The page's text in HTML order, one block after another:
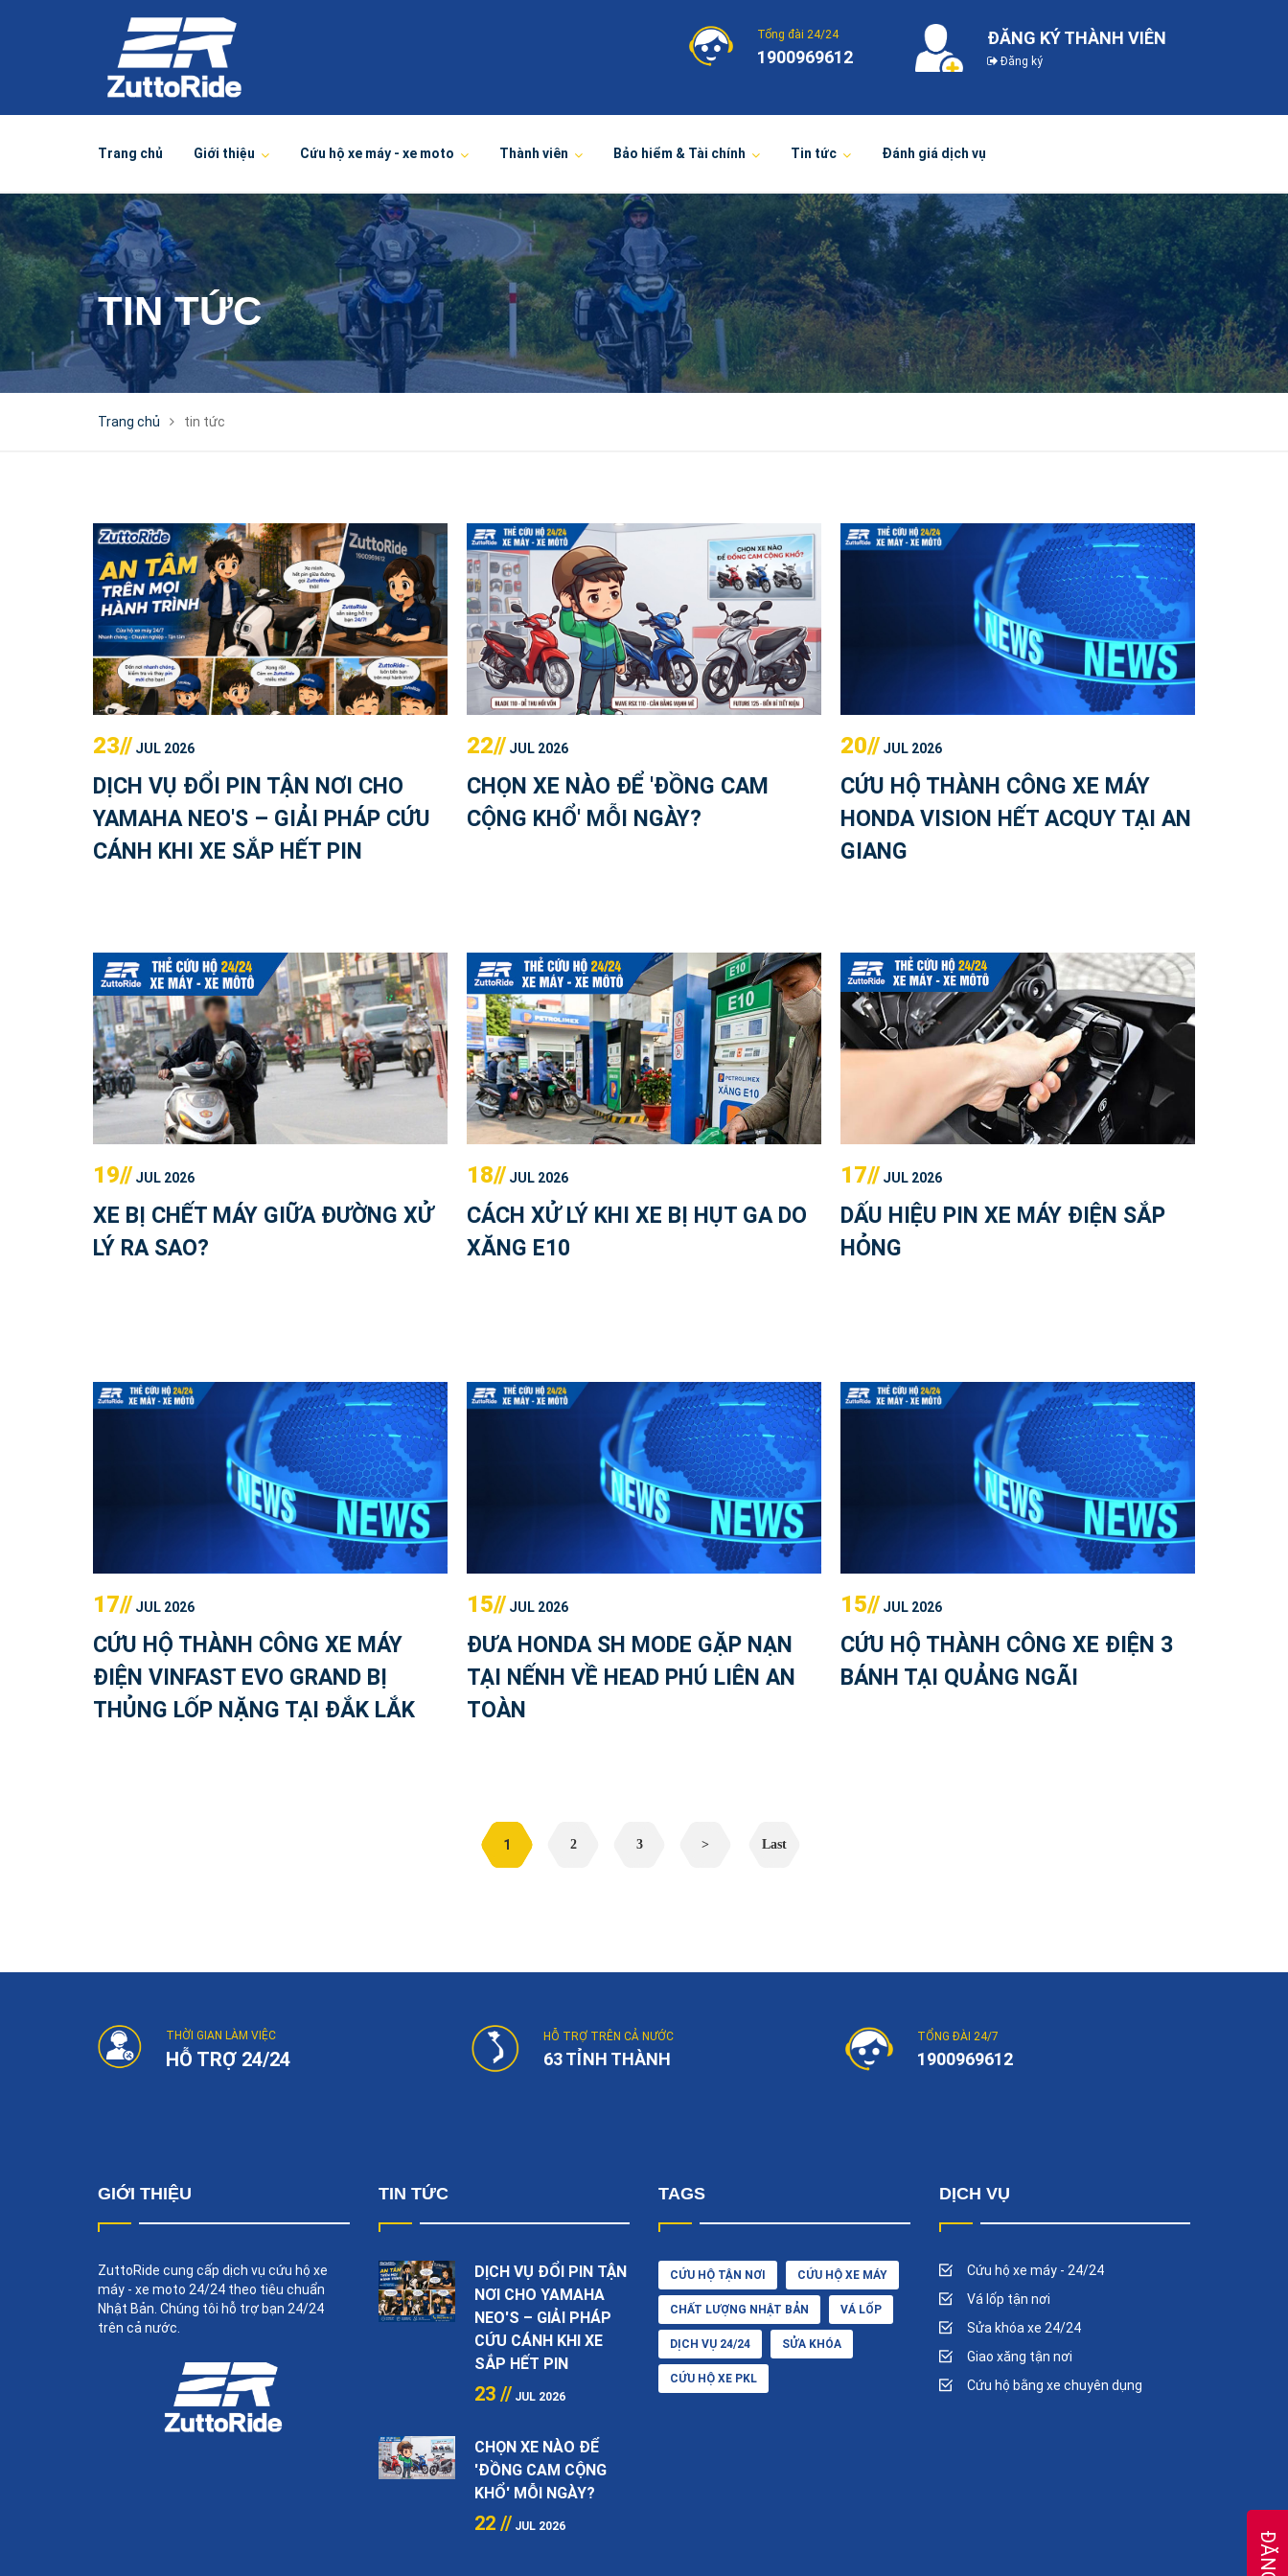
Tổng đài 24/24
1900969612
ĐĂNG KÝ THÀNH VIÊN
Đăng ký
Trang chủ Giới thiệu Cứu hộ xe máy - xe moto Thành viên Bảo hiểm & Tài chính Tin tức Đánh giá dịch vụ
TIN TỨC
Trang chủ tin tức
23// JUL 2026
DỊCH VỤ ĐỔI PIN TẬN NƠI CHO
YAMAHA NEO'S – GIẢI PHÁP CỨU
CÁNH KHI XE SẮP HẾT PIN
22// JUL 2026
CHỌN XE NÀO ĐỂ 'ĐỒNG CAM
CỘNG KHỔ' MỖI NGÀY?
20// JUL 2026
CỨU HỘ THÀNH CÔNG XE MÁY
HONDA VISION HẾT ACQUY TẠI AN
GIANG
19// JUL 2026
XE BỊ CHẾT MÁY GIỮA ĐƯỜNG XỬ
LÝ RA SAO?
18// JUL 2026
CÁCH XỬ LÝ KHI XE BỊ HỤT GA DO
XĂNG E10
17// JUL 2026
DẤU HIỆU PIN XE MÁY ĐIỆN SẮP
HỎNG
17// JUL 2026
CỨU HỘ THÀNH CÔNG XE MÁY
ĐIỆN VINFAST EVO GRAND BỊ
THỦNG LỐP NẶNG TẠI ĐẮK LẮK
15// JUL 2026
ĐƯA HONDA SH MODE GẶP NẠN
TẠI NẾNH VỀ HEAD PHÚ LIÊN AN
TOÀN
15// JUL 2026
CỨU HỘ THÀNH CÔNG XE ĐIỆN 3
BÁNH TẠI QUẢNG NGÃI
1 2 3 > Last
THỜI GIAN LÀM VIỆC
HỖ TRỢ 24/24
HỖ TRỢ TRÊN CẢ NƯỚC
63 TỈNH THÀNH
TỔNG ĐÀI 24/7
1900969612
GIỚI THIỆU
ZuttoRide cung cấp dịch vụ cứu hộ xe
máy - xe moto 24/24 theo tiêu chuẩn
Nhật Bản. Chúng tôi hỗ trợ bạn 24/24
trên cả nước.
TIN TỨC
DỊCH VỤ ĐỔI PIN TẬN
NƠI CHO YAMAHA
NEO'S – GIẢI PHÁP
CỨU CÁNH KHI XE
SẮP HẾT PIN
23 // JUL 2026
CHỌN XE NÀO ĐỂ
'ĐỒNG CAM CỘNG
KHỔ' MỖI NGÀY?
22 // JUL 2026
TAGS
CỨU HỘ TẬN NƠI CỨU HỘ XE MÁY
CHẤT LƯỢNG NHẬT BẢN VÁ LỐP
DỊCH VỤ 24/24 SỬA KHÓA
CỨU HỘ XE PKL
DỊCH VỤ
Cứu hộ xe máy - 24/24
Vá lốp tận nơi
Sửa khóa xe 24/24
Giao xăng tận nơi
Cứu hộ bằng xe chuyên dụng